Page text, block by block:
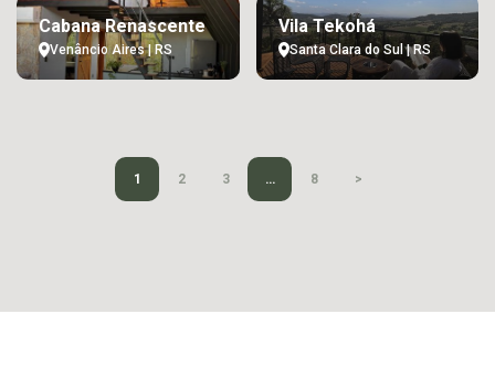
Cabana Renascente
Venâncio Aires | RS
Vila Tekohá
Santa Clara do Sul | RS
1 2 3 … 8